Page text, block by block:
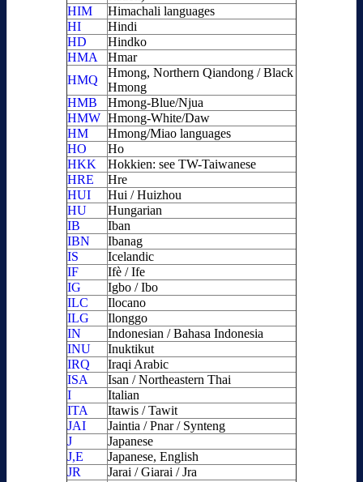
HIM
Himachali languages
HI
Hindi
HD
Hindko
HMA
Hmar
HMQ
Hmong, Northern Qiandong / Black
Hmong
HMB
Hmong-Blue/Njua
HMW Hmong-White/Daw
HM
Hmong/Miao languages
HO
Ho
HKK
Hokkien: see TW-Taiwanese
HRE
Hre
HUI
Hui / Huizhou
HU
Hungarian
IB
Iban
IBN
Ibanag
IS
Icelandic
IF
Ifè / Ife
IG
Igbo / Ibo
ILC
Ilocano
ILG
Ilonggo
IN
Indonesian / Bahasa Indonesia
INU
Inuktikut
IRQ
Iraqi Arabic
ISA
Isan / Northeastern Thai
I
Italian
ITA
Itawis / Tawit
JAI
Jaintia / Pnar / Synteng
J
Japanese
J,E
Japanese, English
JR
Jarai / Giarai / Jra